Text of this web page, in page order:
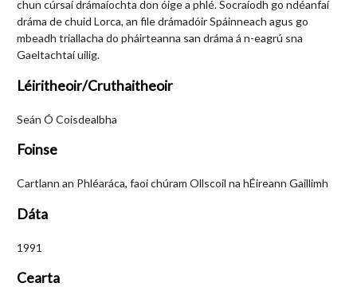
chun cúrsaí drámaíochta don óige a phlé. Socraíodh go ndéanfaí
dráma de chuid Lorca, an file drámadóir Spáinneach agus go
mbeadh triallacha do pháirteanna san dráma á n-eagrú sna
Gaeltachtaí uilig.
Léiritheoir/Cruthaitheoir
Seán Ó Coisdealbha
Foinse
Cartlann an Phléaráca, faoi chúram Ollscoil na hÉireann Gaillimh
Dáta
1991
Cearta